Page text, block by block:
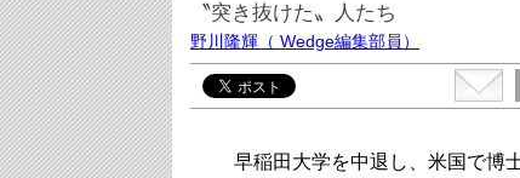
〝突き抜けた〟人たち
野川隆輝 （ Wedge編集部員）
早稲田大学を中退し、米国で博